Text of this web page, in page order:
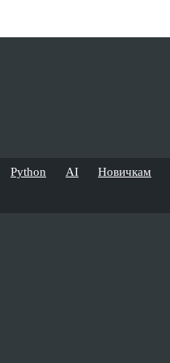
Python AI Новичкам